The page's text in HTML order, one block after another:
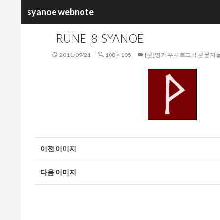
syanoe webnote
색
RUNE_8-SYANOE
2011/09/21 100 × 105 [룬]영거 푸사르크식 룬문자
이전 이미지
다음 이미지